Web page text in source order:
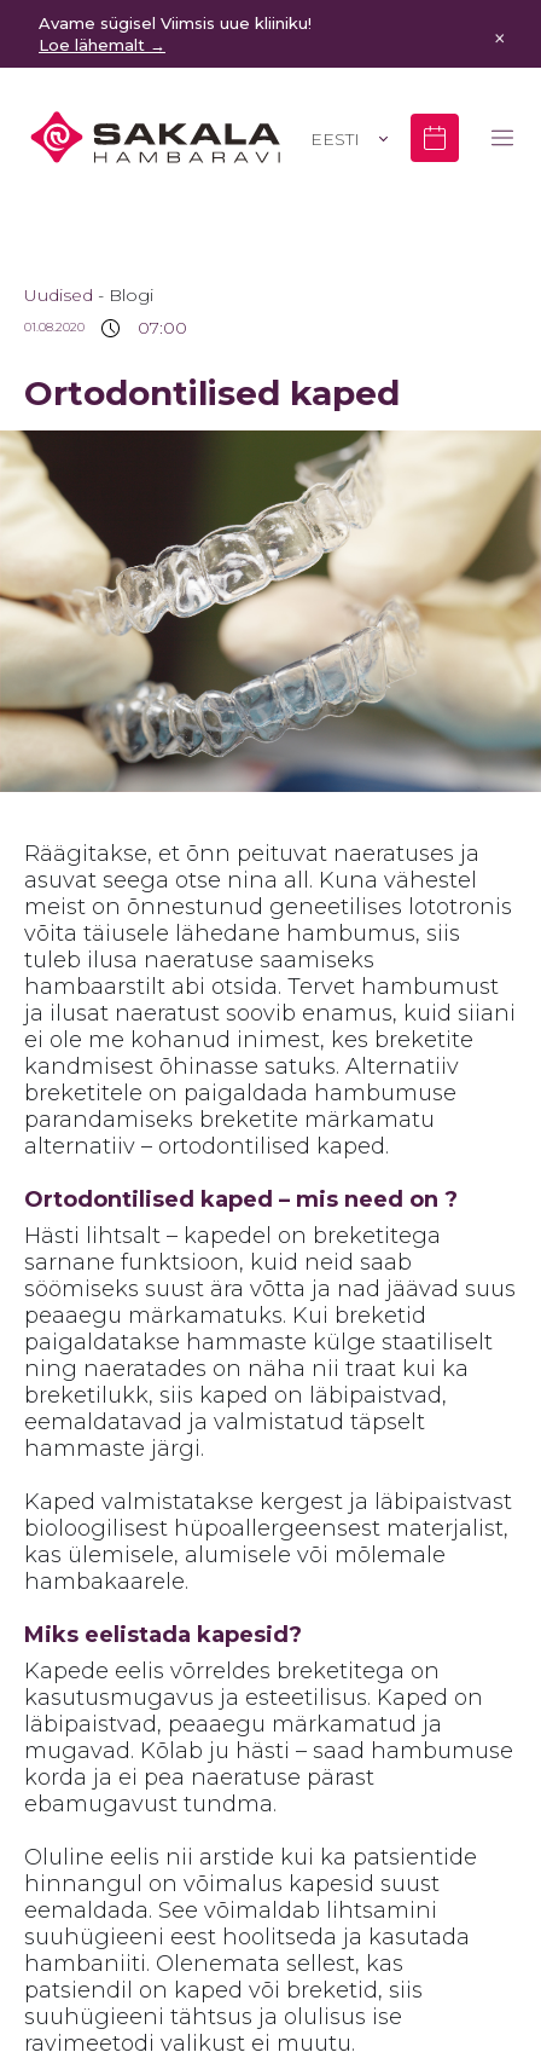
Avame sügisel Viimsis uue kliiniku!
Loe lähemalt →
×
EESTI
Uudised Blogi
01.08.2020 07:00
Ortodontilised kaped
Räägitakse, et õnn peituvat naeratuses ja
asuvat seega otse nina all. Kuna vähestel
meist on õnnestunud geneetilises lototronis
võita täiusele lähedane hambumus, siis
tuleb ilusa naeratuse saamiseks
hambaarstilt abi otsida. Tervet hambumust
ja ilusat naeratust soovib enamus, kuid siiani
ei ole me kohanud inimest, kes breketite
kandmisest õhinasse satuks. Alternatiiv
breketitele on paigaldada hambumuse
parandamiseks breketite märkamatu
alternatiiv – ortodontilised kaped.
Ortodontilised kaped – mis need on ?
Hästi lihtsalt – kapedel on breketitega
sarnane funktsioon, kuid neid saab
söömiseks suust ära võtta ja nad jäävad suus
peaaegu märkamatuks. Kui breketid
paigaldatakse hammaste külge staatiliselt
ning naeratades on näha nii traat kui ka
breketilukk, siis kaped on läbipaistvad,
eemaldatavad ja valmistatud täpselt
hammaste järgi.
Kaped valmistatakse kergest ja läbipaistvast
bioloogilisest hüpoallergeensest materjalist,
kas ülemisele, alumisele või mõlemale
hambakaarele.
Miks eelistada kapesid?
Kapede eelis võrreldes breketitega on
kasutusmugavus ja esteetilisus. Kaped on
läbipaistvad, peaaegu märkamatud ja
mugavad. Kõlab ju hästi – saad hambumuse
korda ja ei pea naeratuse pärast
ebamugavust tundma.
Oluline eelis nii arstide kui ka patsientide
hinnangul on võimalus kapesid suust
eemaldada. See võimaldab lihtsamini
suuhügieeni eest hoolitseda ja kasutada
hambaniiti. Olenemata sellest, kas
patsiendil on kaped või breketid, siis
suuhügieeni tähtsus ja olulisus ise
ravimeetodi valikust ei muutu.